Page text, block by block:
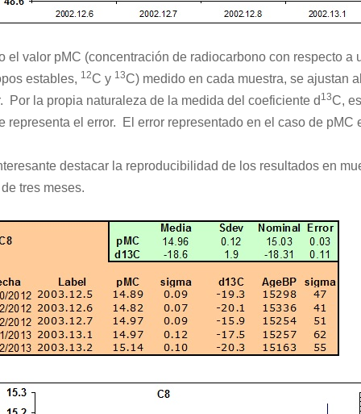
el valor pMC (concentración de radiocarbono con respecto
estables, 12C y 13C) medido en cada muestra, se ajustan
Por la propia naturaleza de la medida del coeficiente d 13C,
representa el error. El error representado en el caso de pMC
destacar la reproducibilidad de los resultados en
tres meses.